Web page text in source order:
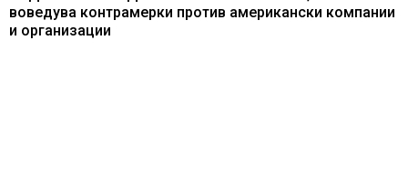
воведува контрамерки против американски компании
и организации